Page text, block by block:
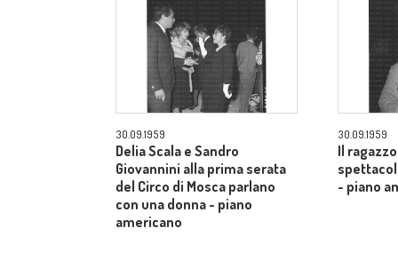
30.09.1959
Delia Scala e Sandro
Giovannini alla prima serata
del Circo di Mosca parlano
con una donna - piano
americano
30.09.1959
Il
- piano